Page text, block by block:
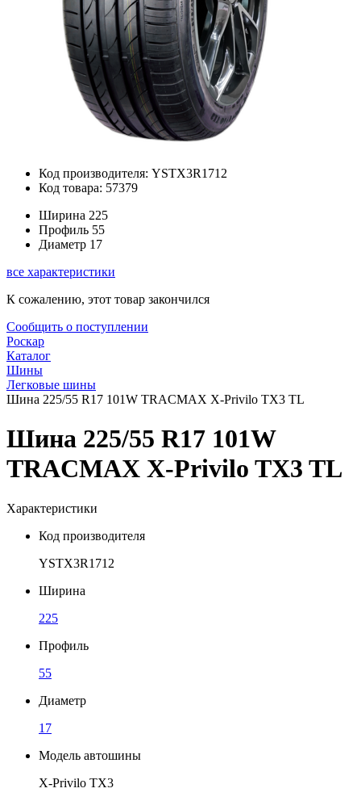
Код производителя: YSTX3R1712
Код товара: 57379
Ширина 225
Профиль 55
Диаметр 17
все характеристики
К сожалению, этот товар закончился
Сообщить о поступлении
Роскар
Каталог
Шины
Легковые шины
Шина 225/55 R17 101W TRACMAX X-Privilo TX3 TL
Шина 225/55 R17 101W
TRACMAX X-Privilo TX3 TL
Характеристики
Код производителя
YSTX3R1712
Ширина
225
Профиль
55
Диаметр
17
Модель автошины
X-Privilo TX3